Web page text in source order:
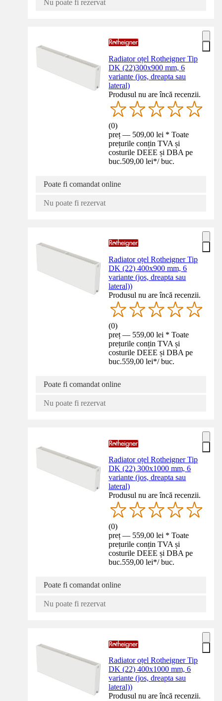
Nu poate fi rezervat
Radiator oțel Rotheigner Tip
DK (22)300x900 mm, 6
variante (jos, dreapta sau
lateral)
Produsul nu are încă recenzii.
(0)
preț — 509,00 lei * Toate
prețurile conțin TVA și
costurile DEEE și DBA pe
buc.509,00 lei*/ buc.
Poate fi comandat online
Nu poate fi rezervat
Radiator oțel Rotheigner Tip
DK (22) 400x900 mm, 6
variante (jos, dreapta sau
lateral))
Produsul nu are încă recenzii.
(0)
preț — 559,00 lei * Toate
prețurile conțin TVA și
costurile DEEE și DBA pe
buc.559,00 lei*/ buc.
Poate fi comandat online
Nu poate fi rezervat
Radiator oțel Rotheigner Tip
DK (22) 300x1000 mm, 6
variante (jos, dreapta sau
lateral)
Produsul nu are încă recenzii.
(0)
preț — 559,00 lei * Toate
prețurile conțin TVA și
costurile DEEE și DBA pe
buc.559,00 lei*/ buc.
Poate fi comandat online
Nu poate fi rezervat
Radiator oțel Rotheigner Tip
DK (22) 400x1000 mm, 6
variante (jos, dreapta sau
lateral))
Produsul nu are încă recenzii.